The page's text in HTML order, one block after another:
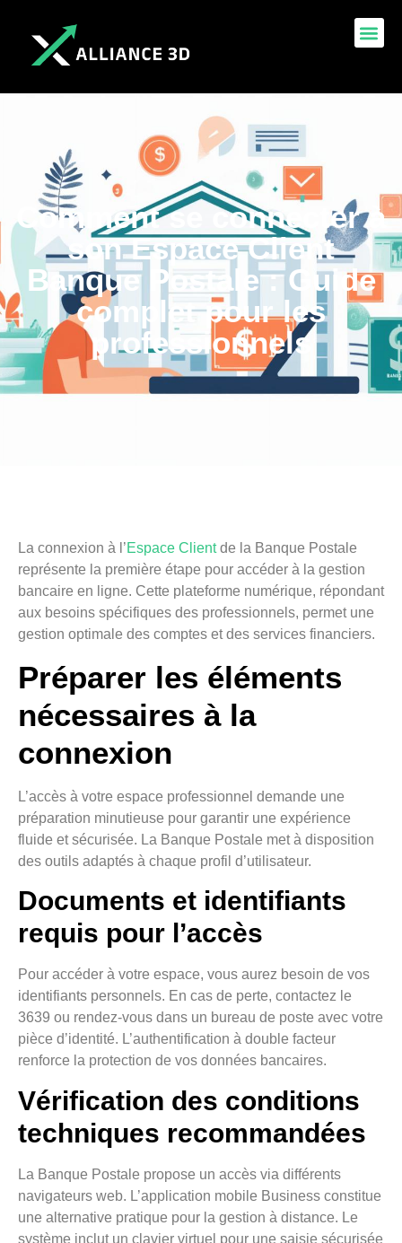
Comment se connecter à
son Espace Client
Banque Postale : Guide
complet pour les
professionnels
La connexion à l’Espace Clientde la Banque Postale
représente la première étape pour accéder à la gestion
bancaire en ligne. Cette plateforme numérique, répondant
aux besoins spécifiques des professionnels, permet une
gestion optimale des comptes et des services financiers.
Préparer les éléments
nécessaires à la
connexion
L’accès à votre espace professionnel demande une
préparation minutieuse pour garantir une expérience
fluide et sécurisée. La Banque Postale met à disposition
des outils adaptés à chaque profil d’utilisateur.
Documents et identifiants
requis pour l’accès
Pour accéder à votre espace, vous aurez besoin de vos
identifiants personnels. En cas de perte, contactez le
3639 ou rendez-vous dans un bureau de poste avec votre
pièce d’identité. L’authentification à double facteur
renforce la protection de vos données bancaires.
Vérification des conditions
techniques recommandées
La Banque Postale propose un accès via différents
navigateurs web. L’application mobile Business constitue
une alternative pratique pour la gestion à distance. Le
système inclut un clavier virtuel pour une saisie sécurisée